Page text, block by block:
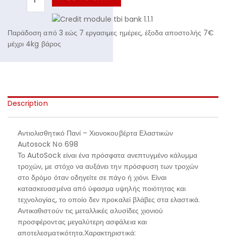
Παράδοση από 3 εώς 7 εργασιμες ημέρες, έξοδα αποστολής 7€
μέχρι 4kg βάρος
Description
Αντιολισθητικό Πανί – Χιονοκουβέρτα Ελαστικών
Autosock Νo 698
Το AutoSock είναι ένα πρόσφατα ανεπτυγμένο κάλυμμα
τροχών, με στόχο να αυξάνει την πρόσφυση των τροχών
στο δρόμο όταν οδηγείτε σε πάγο ή χιόνι. Είναι
κατασκευασμένα από ύφασμα υψηλής ποιότητας και
τεχνολογίας, το οποίο δεν προκαλεί βλάβες στα ελαστικά.
Αντικαθιστούν τις μεταλλικές αλυσίδες χιονιού
προσφέροντας μεγαλύτερη ασφάλεια και
αποτελεσματικότητα.Χαρακτηριστικά: